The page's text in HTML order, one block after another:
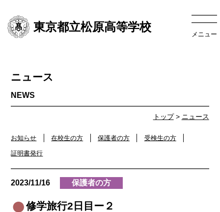
東京都立松原高等学校
メニュー
トップ> ニュース
ニュース
お知らせ 在校生の方 保護者の方 受検生の方
証明書発行
2023/11/16 保護者の方
修学旅行2日目ー２